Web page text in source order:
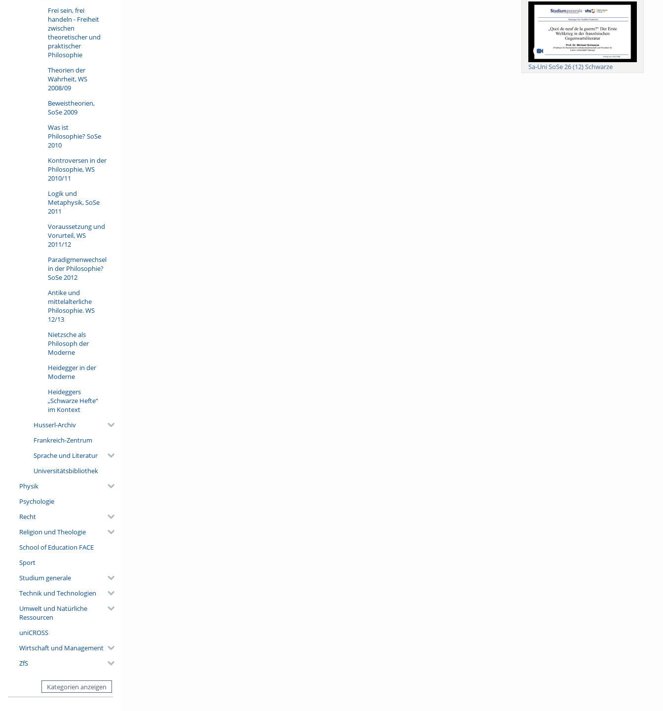
Frei sein, frei
handeln - Freiheit
zwischen
theoretischer und
praktischer
Philosophie
Theorien der
Wahrheit, WS
2008/09
Beweistheorien,
SoSe 2009
Was ist
Philosophie? SoSe
2010
Kontroversen in der
Philosophie, WS
2010/11
Logik und
Metaphysik, SoSe
2011
Voraussetzung und
Vorurteil, WS
2011/12
Paradigmenwechsel
in der Philosophie?
SoSe 2012
Antike und
mittelalterliche
Philosophie. WS
12/13
Nietzsche als
Philosoph der
Moderne
Heidegger in der
Moderne
Heideggers
„Schwarze Hefte“
im Kontext
Husserl-Archiv
Frankreich-Zentrum
Sprache und Literatur
Universitätsbibliothek
Physik
Psychologie
Recht
Religion und Theologie
School of Education FACE
Sport
Studium generale
Technik und Technologien
Umwelt und Natürliche
Ressourcen
uniCROSS
Wirtschaft und Management
ZfS
Kategorien anzeigen
Sa-Uni SoSe 26 (12) Schwarze